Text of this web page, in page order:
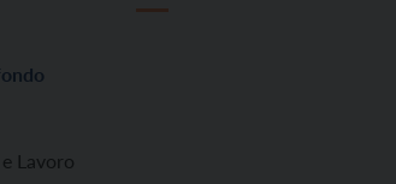
Lavoro